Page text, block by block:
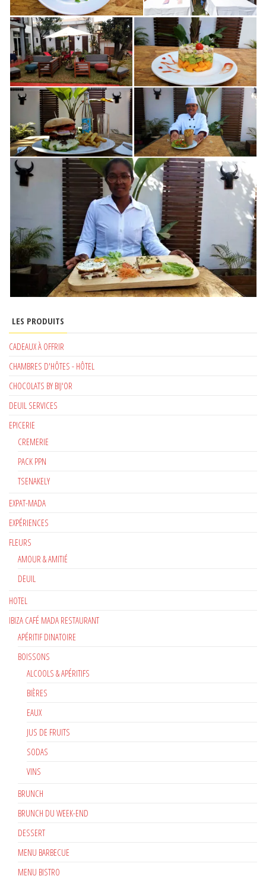
LES PRODUITS
CADEAUX À OFFRIR
CHAMBRES D'HÔTES - HÔTEL
CHOCOLATS BY BIJ'OR
DEUIL SERVICES
EPICERIE
CREMERIE
PACK PPN
TSENAKELY
EXPAT-MADA
EXPÉRIENCES
FLEURS
AMOUR & AMITIÉ
DEUIL
HOTEL
IBIZA CAFÉ MADA RESTAURANT
APÉRITIF DINATOIRE
BOISSONS
ALCOOLS & APÉRITIFS
BIÈRES
EAUX
JUS DE FRUITS
SODAS
VINS
BRUNCH
BRUNCH DU WEEK-END
DESSERT
MENU BARBECUE
MENU BISTRO